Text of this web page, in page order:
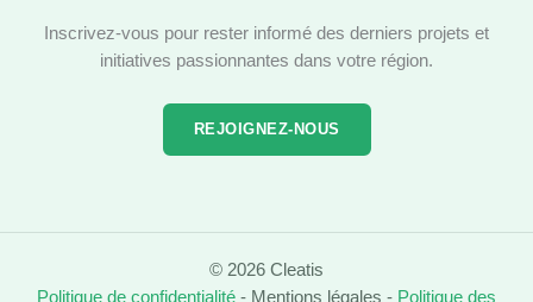
Inscrivez-vous pour rester informé des derniers projets et
initiatives passionnantes dans votre région.
REJOIGNEZ-NOUS
© 2026 Cleatis
Politique de confidentialité - Mentions légales - Politique des